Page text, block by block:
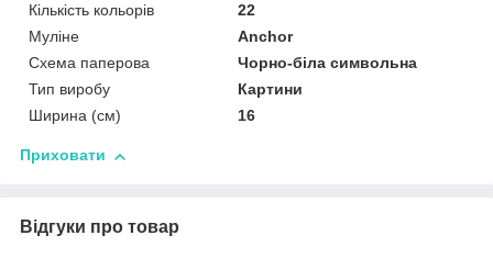
Кількість кольорів
22
Муліне
Anchor
Схема паперова
Чорно-біла символьна
Тип виробу
Картини
Ширина (см)
16
Приховати
Відгуки про товар